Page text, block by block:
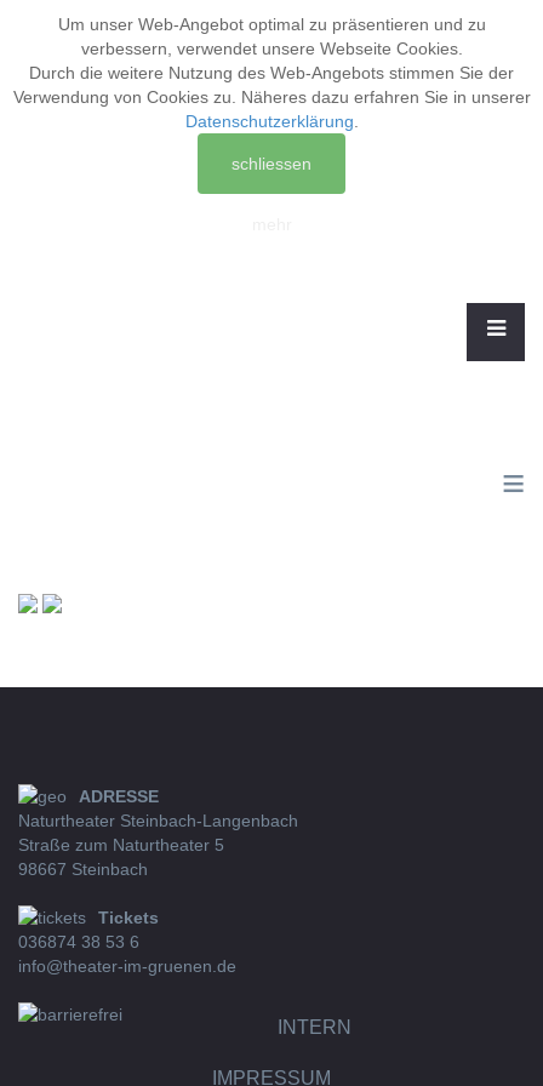
Um unser Web-Angebot optimal zu präsentieren und zu
verbessern, verwendet unsere Webseite Cookies.
Durch die weitere Nutzung des Web-Angebots stimmen Sie der
Verwendung von Cookies zu. Näheres dazu erfahren Sie in unserer
Datenschutzerklärung
schliessen
≡
ADRESSE
Naturtheater Steinbach-Langenbach
Straße zum Naturtheater 5
98667 Steinbach
Tickets
036874 38 53 6
info@theater-im-gruenen.de
INTERN
IMPRESSUM